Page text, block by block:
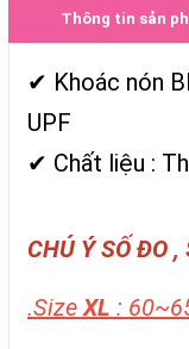
Thông tin sản
✔ Khoác nón
UPF
✔ Chất liệu :
CHÚ Ý SỐ ĐO
.Size XL :